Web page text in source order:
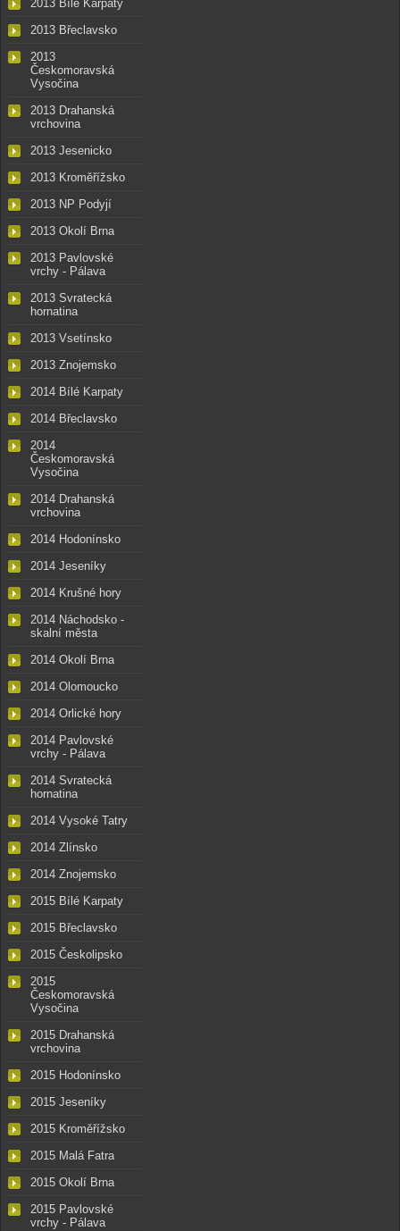
2013 Bílé Karpaty
2013 Břeclavsko
2013
Českomoravská
Vysočina
2013 Drahanská
vrchovina
2013 Jesenicko
2013 Kroměřížsko
2013 NP Podyjí
2013 Okolí Brna
2013 Pavlovské
vrchy - Pálava
2013 Svratecká
hornatina
2013 Vsetínsko
2013 Znojemsko
2014 Bílé Karpaty
2014 Břeclavsko
2014
Českomoravská
Vysočina
2014 Drahanská
vrchovina
2014 Hodonínsko
2014 Jeseníky
2014 Krušné hory
2014 Náchodsko -
skalní města
2014 Okolí Brna
2014 Olomoucko
2014 Orlické hory
2014 Pavlovské
vrchy - Pálava
2014 Svratecká
hornatina
2014 Vysoké Tatry
2014 Zlínsko
2014 Znojemsko
2015 Bílé Karpaty
2015 Břeclavsko
2015 Českolipsko
2015
Českomoravská
Vysočina
2015 Drahanská
vrchovina
2015 Hodonínsko
2015 Jeseníky
2015 Kroměřížsko
2015 Malá Fatra
2015 Okolí Brna
2015 Pavlovské
vrchy - Pálava